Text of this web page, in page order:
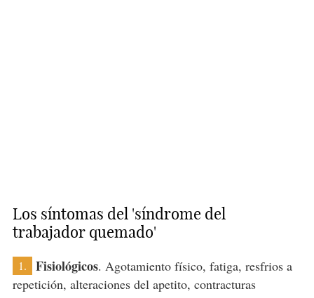
Los síntomas del 'síndrome del
trabajador quemado'
1. Fisiológicos. Agotamiento físico, fatiga, resfrios a
repetición, alteraciones del apetito, contracturas